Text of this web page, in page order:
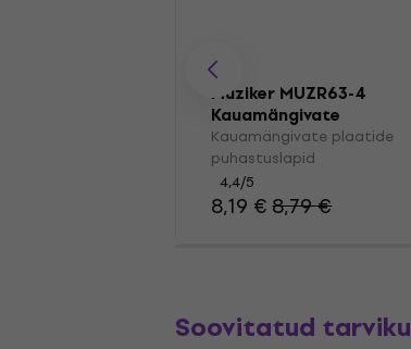
Muziker MUZR63-4
Kauamängivate
plaatide
puhastuslapid
Kauamängivate plaatide
puhastuslapid
4,4/5
8,19 €8,79 €
Soovitatud